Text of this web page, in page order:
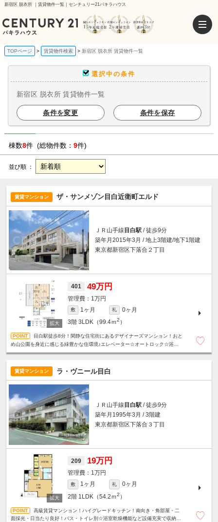
新宿区 脱衣所 ｜賃貸物件一覧｜センチュリー21パキラハウス
TOPページ 賃貸物件検索 新宿区 脱衣所 賃貸物件一覧
選択中の条件
新宿区 脱衣所 賃貸物件一覧
条件を変更 条件を保存
棟数8件 (総物件数： 9件)
並び順 ：
賃貸マンション ザ・サンメゾン目白近衛町エルド
ＪＲ山手線 目白駅 / 徒歩9分
築年月2015年3月 / 地上3階建/地下1階建
東京都新宿区下落合２丁目
401 49万円
1万円
敷 1ヶ月 礼
0ヶ月
3階 3LDK（99.4ｍ2 ）
目白駅徒歩8分！閑静な住宅街にあるデザイナーズマンション！おと
め山公園を身近に感じる緑豊かな住環境♪エレベーター☆オートロック☆浴室乾
賃貸マンション ラ・ヴニール目白
ＪＲ山手線目白駅 / 徒歩9分
築年月1995年3月 / 3階建
東京都新宿区下落合３丁目
209 19万円
1万円
敷 1ヶ月 礼
0ヶ月
2階 1LDK（54.2ｍ2 ）
高級賃貸マンション！ハイグレードキッチン！南向き・角部屋・二
面採光・日当たり良好！バス・トイレ別☆浴室乾燥機能など設備充実で収納力